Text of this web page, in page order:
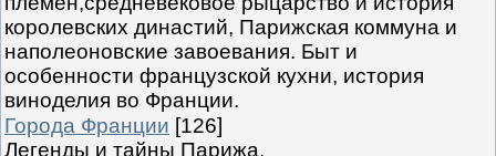
королевских династий, Парижская коммуна и
наполеоновские завоевания. Быт и
особенности французской кухни, история
виноделия во Франции.
Города Франции [126]
Легенды и тайны Парижа,